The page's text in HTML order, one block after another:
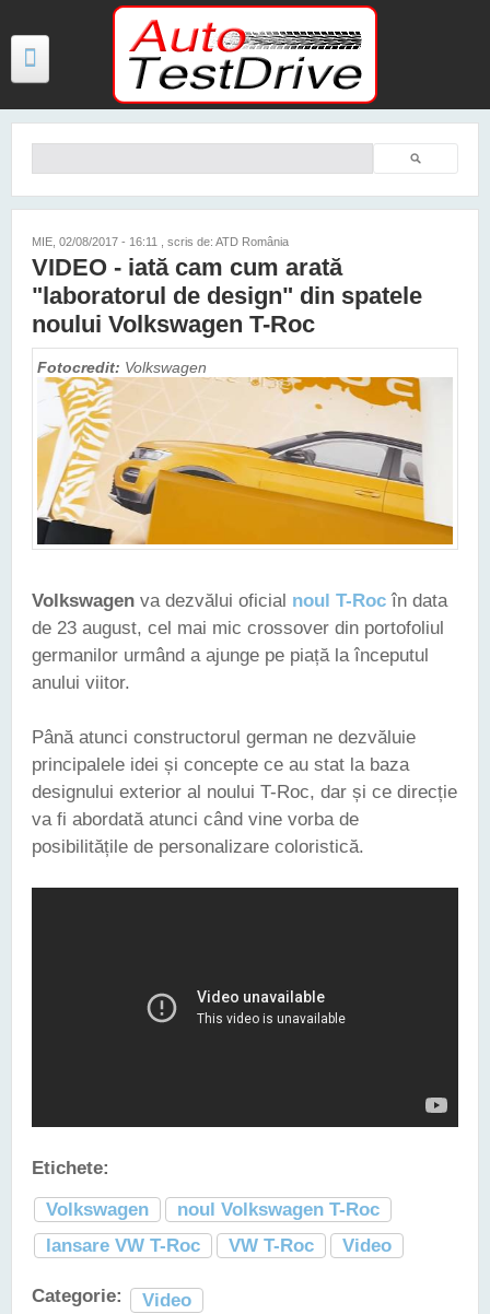
Mergi la conţinutul principal
TESTE
FOTO
PREȚURI MODELE NOI
MAȘINI ELECTRICE ȘI HIBRID
CONTACT
Căutare
MIE, 02/08/2017 - 16:11 , scris de: ATD România
VIDEO - iată cam cum arată
"laboratorul de design" din spatele
noului Volkswagen T-Roc
Fotocredit: Volkswagen
Volkswagen va dezvălui oficial noul T-Roc în data
de 23 august, cel mai mic crossover din portofoliul
germanilor urmând a ajunge pe piață la începutul
anului viitor.
Până atunci constructorul german ne dezvăluie
principalele idei și concepte ce au stat la baza
designului exterior al noului T-Roc, dar și ce direcție
va fi abordată atunci când vine vorba de
posibilitățile de personalizare coloristică.
Etichete:
Volkswagen
noul Volkswagen T-Roc
lansare VW T-Roc
VW T-Roc Video
Categorie: Video